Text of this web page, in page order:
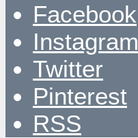
Facebook
Instagram
Twitter
Pinterest
RSS